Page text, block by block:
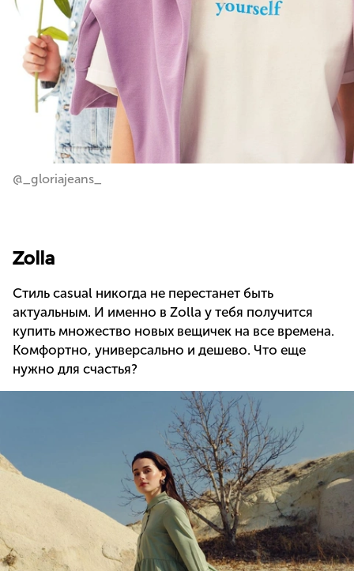
@_gloriajeans_
Zolla
Стиль casual никогда не перестанет быть
актуальным. И именно в Zolla у тебя получится
купить множество новых вещичек на все времена.
Комфортно, универсально и дешево. Что еще
нужно для счастья?